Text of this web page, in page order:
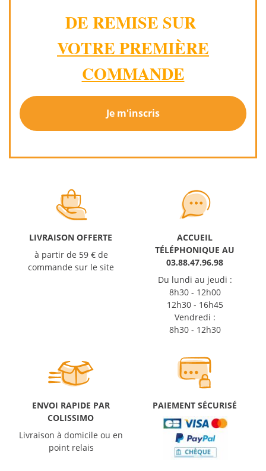
DE REMISE SUR
VOTRE PREMIÈRE
COMMANDE
Je m'inscris
LIVRAISON OFFERTE
à partir de 59 € de
commande sur le site
ACCUEIL
TÉLÉPHONIQUE AU
03.88.47.96.98
Du lundi au jeudi :
8h30 - 12h00
12h30 - 16h45
Vendredi :
8h30 - 12h30
ENVOI RAPIDE PAR
COLISSIMO
Livraison à domicile ou en
point relais
PAIEMENT SÉCURISÉ